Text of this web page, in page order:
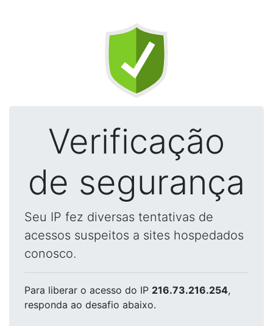
Verificação
de segurança
Seu IP fez diversas tentativas de
acessos suspeitos a sites hospedados
conosco.
Para liberar o acesso do IP 216.73.216.254,
responda ao desafio abaixo.